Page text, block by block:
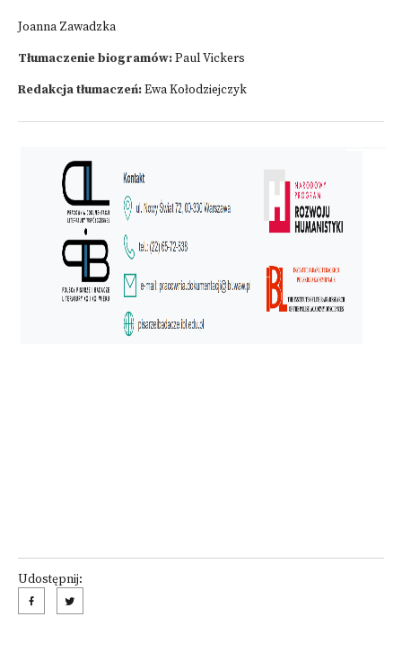
Joanna Zawadzka
Tłumaczenie biogramów:Paul Vickers
Redakcja tłumaczeń:Ewa Kołodziejczyk
Udostępnij: